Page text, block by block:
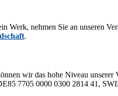
Werk, neh­men Sie an un­se­ren
.
wir das hohe Ni­veau un­se­rer
7705 0000 0300 2814 41,